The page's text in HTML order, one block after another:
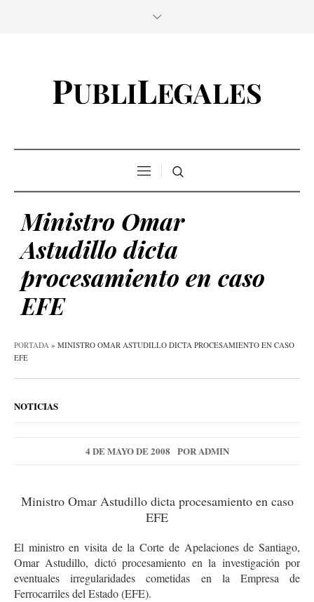
Ministro Omar
Astudillo dicta
procesamiento en caso
EFE
PORTADA » MINISTRO OMAR ASTUDILLO DICTA PROCESAMIENTO EN CASO
EFE
NOTICIAS
4 DE MAYO DE 2008 PORADMIN
Ministro Omar Astudillo dicta procesamiento en caso
EFE
El ministro en visita de la Corte de Apelaciones de Santiago,
Omar Astudillo, dictó procesamiento en la investigación por
eventuales irregularidades cometidas en la Empresa de
Ferrocarriles del Estado (EFE).